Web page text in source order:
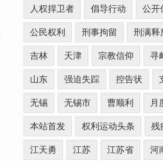
人权捍卫者 倡导行动 公开
公民权利 刑事拘留 刑满释
吉林 天津 宗教信仰 寻
山东 强迫失踪 控告状
无锡 无锡市 曹顺利 月
本站首发 权利运动头条 残
江天勇 江苏 江苏省 河